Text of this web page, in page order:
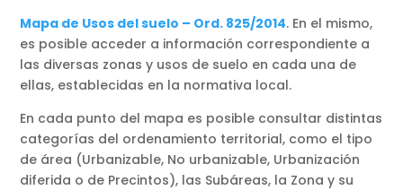
Mapa de Usos del suelo – Ord. 825/2014. En el mismo,
es posible acceder a información correspondiente a
las diversas zonas y usos de suelo en cada una de
ellas, establecidas en la normativa local.
En cada punto del mapa es posible consultar distintas
categorías del ordenamiento territorial, como el tipo
de área (Urbanizable, No urbanizable, Urbanización
diferida o de Precintos), las Subáreas, la Zona y su